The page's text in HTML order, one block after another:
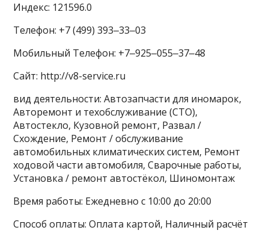
Индекс: 121596.0
Телефон: +7 (499) 393‒33‒03
Мобильный Телефон: +7‒925‒055‒37‒48
Сайт: http://v8-service.ru
вид деятельности: Автозапчасти для иномарок,
Авторемонт и техобслуживание (СТО),
Автостекло, Кузовной ремонт, Развал /
Схождение, Ремонт / обслуживание
автомобильных климатических систем, Ремонт
ходовой части автомобиля, Сварочные работы,
Установка / ремонт автостёкол, Шиномонтаж
Время работы: Ежедневно с 10:00 до 20:00
Способ оплаты: Оплата картой, Наличный расчёт